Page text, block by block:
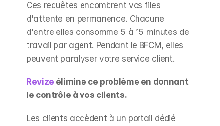
Ces requêtes encombrent vos files
d'attente en permanence. Chacune
d'entre elles consomme 5 à 15 minutes de
travail par agent. Pendant le BFCM, elles
peuvent paralyser votre service client.
Revize élimine ce problème en donnant
le contrôle à vos clients.
Les clients accèdent à un portail dédié